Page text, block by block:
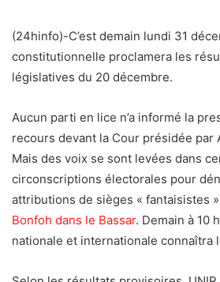
(24hinfo)-C’est demain lundi 31
constitutionnelle proclamera les
législatives du 20 décembre.
Aucun parti en lice n’a informé la
recours devant la Cour présidée par
Mais des voix se sont levées dans
circonscriptions électorales pour
attributions de sièges « fantaisistes
Bonfoh dans le Bassar. Demain à 10
nationale et internationale connaîtra